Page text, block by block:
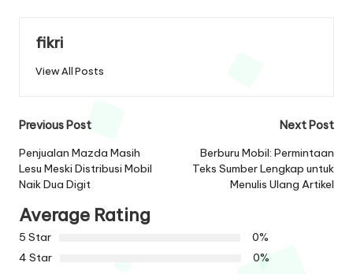
fikri
View All Posts
Post
navigation
Previous Post
Penjualan Mazda Masih
Lesu Meski Distribusi Mobil
Naik Dua Digit
Next Post
Berburu Mobil: Permintaan
Teks Sumber Lengkap untuk
Menulis Ulang Artikel
Average Rating
5 Star
0%
4 Star
0%